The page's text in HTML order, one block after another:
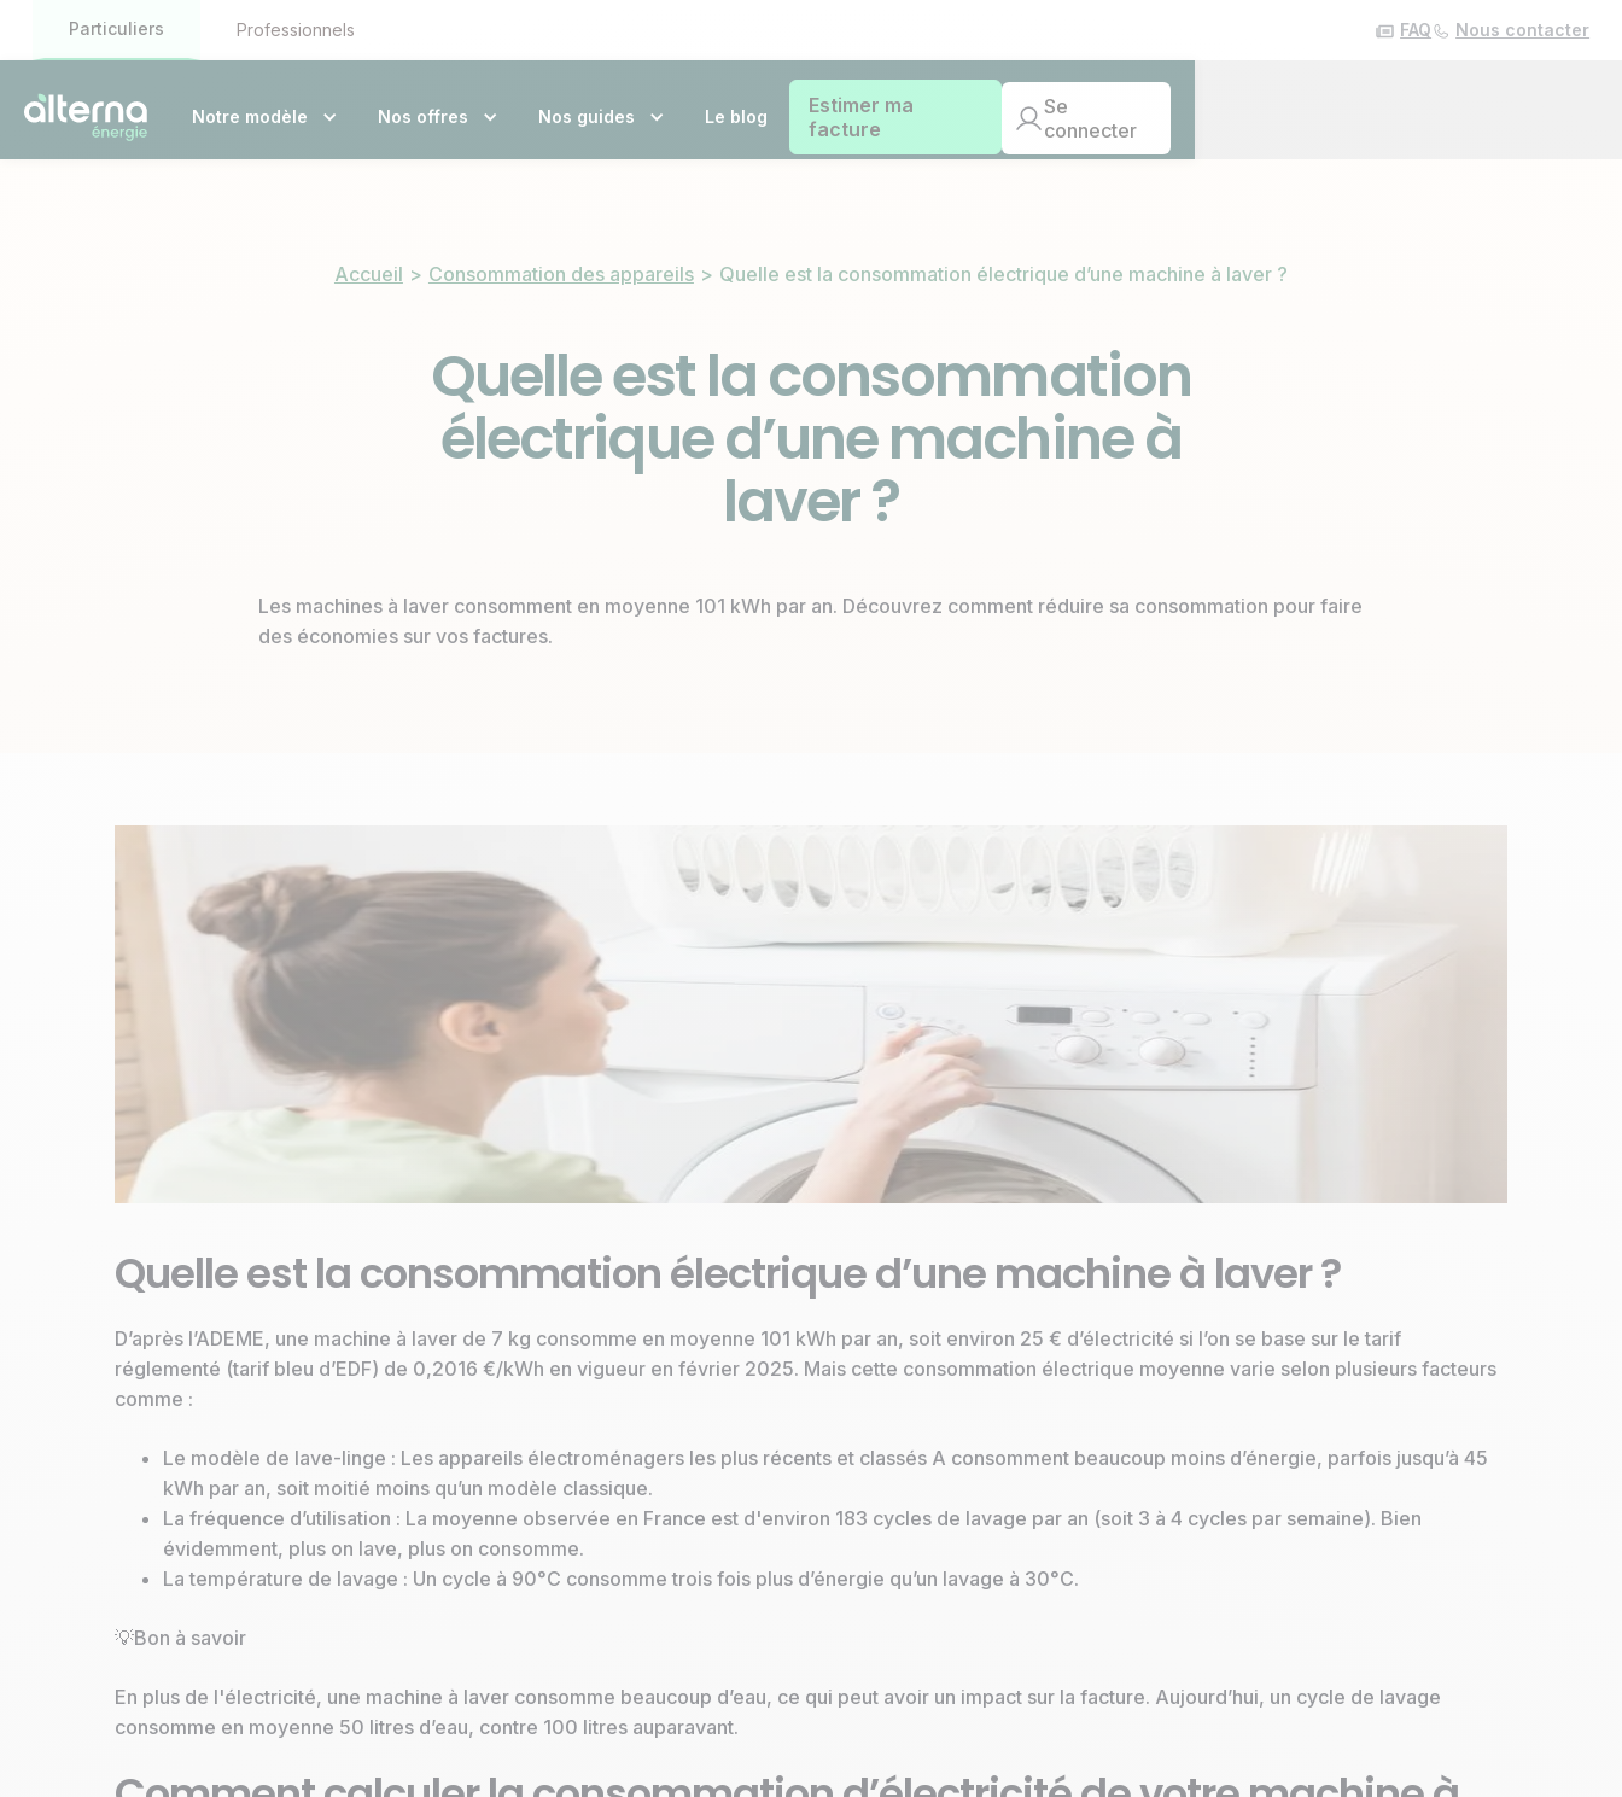
Particuliers Professionnels FAQ Nous contacter
Notre modèle Nos offres Nos guides Le blog
Estimer ma
facture
Se
connecter
Accueil > Consommation des appareils > Quelle est la consommation électrique d’une machine à laver ?
Quelle est la consommation
électrique d’une machine à
laver ?
Les machines à laver consomment en moyenne 101 kWh par an. Découvrez comment réduire sa consommation pour faire
des économies sur vos factures.
Quelle est la consommation électrique d’une machine à laver ?
D’après l’ADEME, une machine à laver de 7 kg consomme en moyenne 101 kWh par an, soit environ 25 € d’électricité si l’on se base sur le tarif
réglementé (tarif bleu d’EDF) de 0,2016 €/kWh en vigueur en février 2025. Mais cette consommation électrique moyenne varie selon plusieurs facteurs
comme :
Le modèle de lave-linge : Les appareils électroménagers les plus récents et classés A consomment beaucoup moins d’énergie, parfois jusqu’à 45
kWh par an, soit moitié moins qu’un modèle classique.
La fréquence d’utilisation : La moyenne observée en France est d'environ 183 cycles de lavage par an (soit 3 à 4 cycles par semaine). Bien
évidemment, plus on lave, plus on consomme.
La température de lavage : Un cycle à 90°C consomme trois fois plus d’énergie qu’un lavage à 30°C.
💡Bon à savoir
En plus de l'électricité, une machine à laver consomme beaucoup d’eau, ce qui peut avoir un impact sur la facture. Aujourd’hui, un cycle de lavage
consomme en moyenne 50 litres d’eau, contre 100 litres auparavant.